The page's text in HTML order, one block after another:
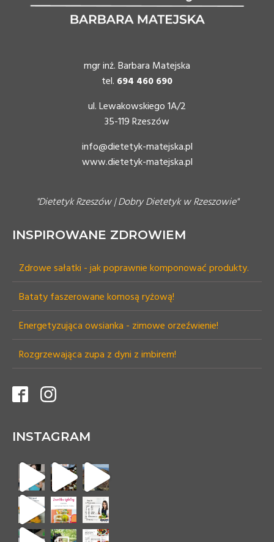
mgr inż. Barbara Matejska
tel. 694 460 690
ul. Lewakowskiego 1A/2
35-119 Rzeszów
info@dietetyk-matejska.pl
www.dietetyk-matejska.pl
"Dietetyk Rzeszów | Dobry Dietetyk w Rzeszowie"
INSPIROWANE ZDROWIEM
Zdrowe sałatki - jak poprawnie komponować produkty.
Bataty faszerowane komosą ryżową!
Energetyzująca owsianka - zimowe orzeźwienie!
Rozgrzewająca zupa z dyni z imbirem!
INSTAGRAM